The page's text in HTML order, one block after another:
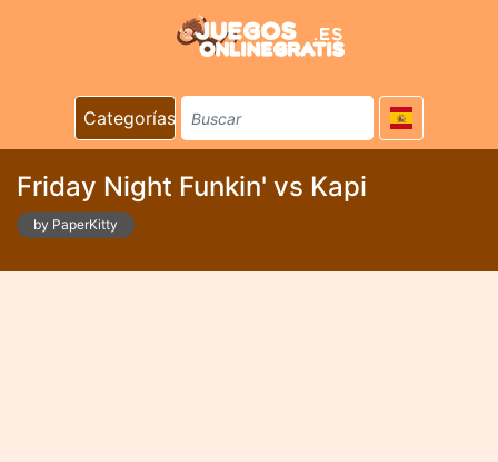
Categorías
Friday Night Funkin' vs Kapi
by PaperKitty